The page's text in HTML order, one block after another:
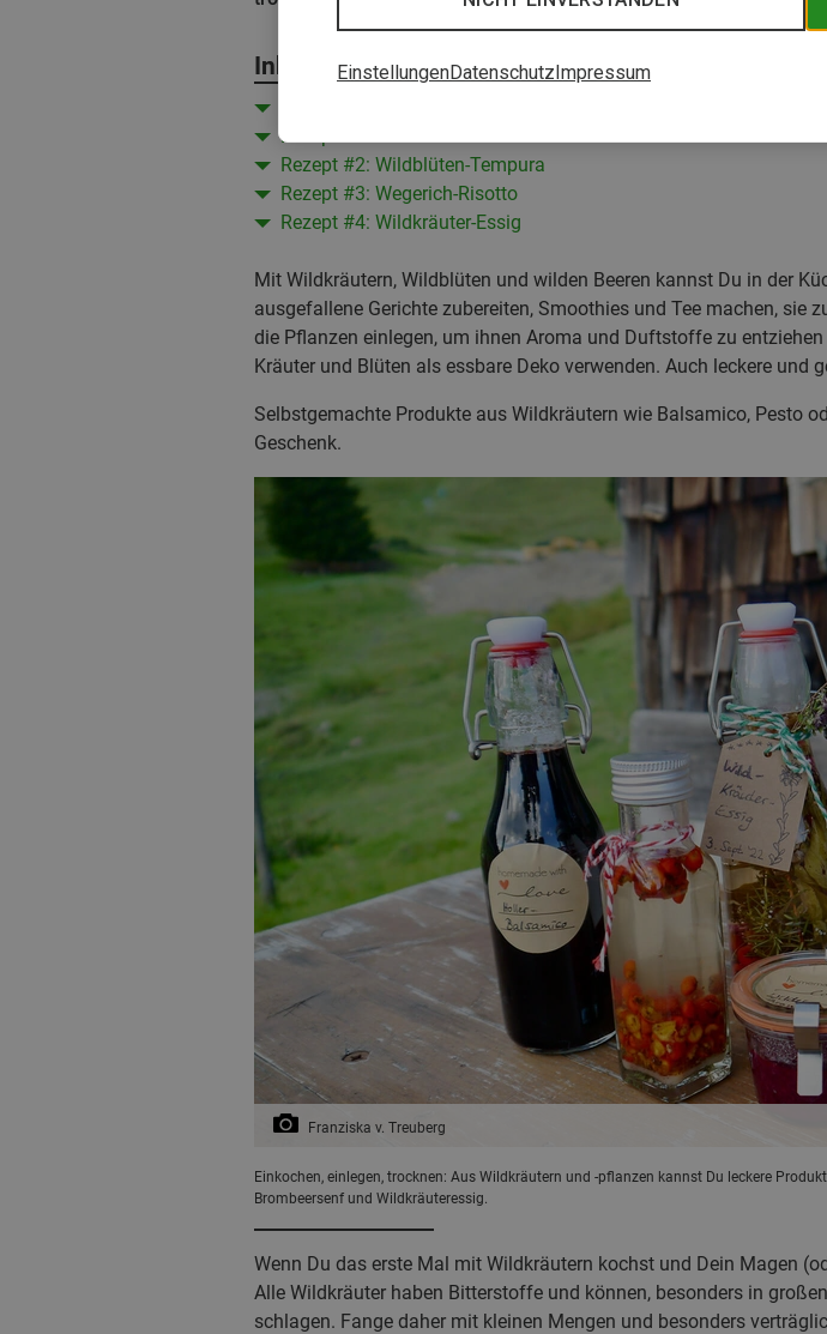
EinstellungenDatenschutzImpressum
Inhalt
Rezept #1: Wildkräuter-Pesto
Rezept #2: Wildblüten-Tempura
Rezept #3: Wegerich-Risotto
Rezept #4: Wildkräuter-Essig
Mit Wildkräutern, Wildblüten und wilden Beeren kannst Du in der
ausgefallene Gerichte zubereiten, Smoothies und Tee machen, sie
die Pflanzen einlegen, um ihnen Aroma und Duftstoffe zu
Kräuter und Blüten als essbare Deko verwenden. Auch leckere und
Selbstgemachte Produkte aus Wildkräutern wie Balsamico, Pesto
Geschenk.
Franziska v. Treuberg
Einkochen, einlegen, trocknen: Aus Wildkräutern und -pflanzen kannst Du leckere
Brombeersenf und Wildkräuteressig.
Wenn Du das erste Mal mit Wildkräutern kochst und Dein Magen
Alle Wildkräuter haben Bitterstoffe und können, besonders in
schlagen. Fange daher mit kleinen Mengen und besonders